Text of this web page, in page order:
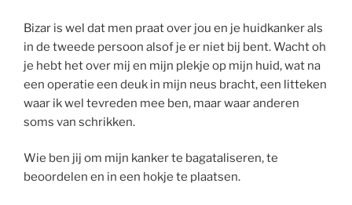
Bizar is wel dat men praat over jou en je huidkanker als
in de tweede persoon alsof je er niet bij bent. Wacht oh
je hebt het over mij en mijn plekje op mijn huid, wat na
een operatie een deuk in mijn neus bracht, een litteken
waar ik wel tevreden mee ben, maar waar anderen
soms van schrikken.
Wie ben jij om mijn kanker te bagataliseren, te
beoordelen en in een hokje te plaatsen.